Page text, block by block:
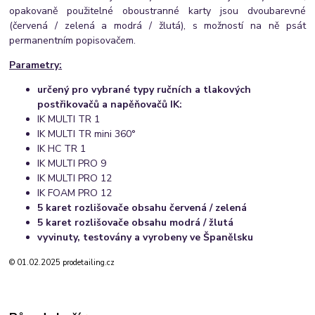
opakovaně použitelné oboustranné karty jsou dvoubarevné
(červená / zelená a modrá / žlutá), s možností na ně psát
permanentním popisovačem.
Parametry:
určený pro vybrané typy ručních a tlakových
postřikovačů a napěňovačů IK:
IK MULTI TR 1
IK MULTI TR mini 360°
IK HC TR 1
IK MULTI PRO 9
IK MULTI PRO 12
IK FOAM PRO 12
5 karet rozlišovače obsahučervená / zelená
5 karet rozlišovače obsahu modrá / žlutá
vyvinuty, testovány a vyrobeny ve Španělsku
© 01.02.2025 prodetailing.cz